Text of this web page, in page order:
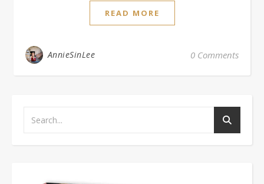
READ MORE
AnnieSinLee 0 Comments